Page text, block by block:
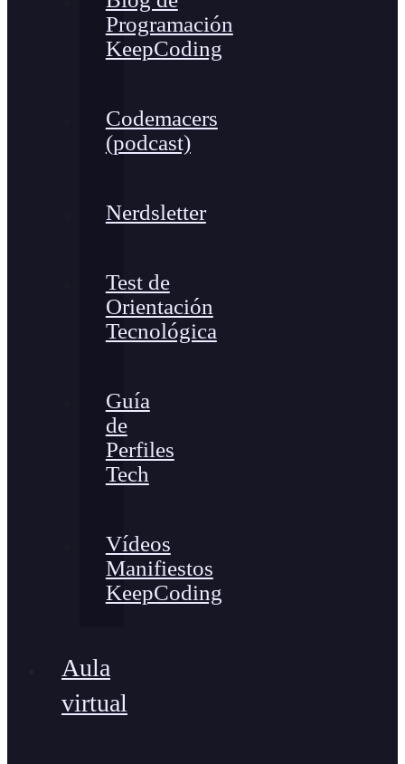
Programación
KeepCoding
Codemacers
(podcast)
Nerdsletter
Test de
Orientación
Tecnológica
Guía
de
Perfiles
Tech
Vídeos
Manifiestos
KeepCoding
Aula
virtual